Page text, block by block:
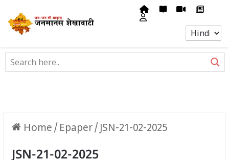
Home / Epaper/JSN-21-02-2025
JSN-21-02-2025